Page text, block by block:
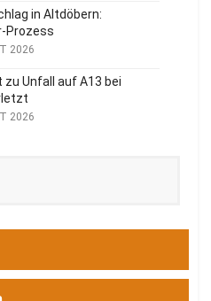
in Altdöbern:
Prozess
2026
Unfall auf A13 bei
2026